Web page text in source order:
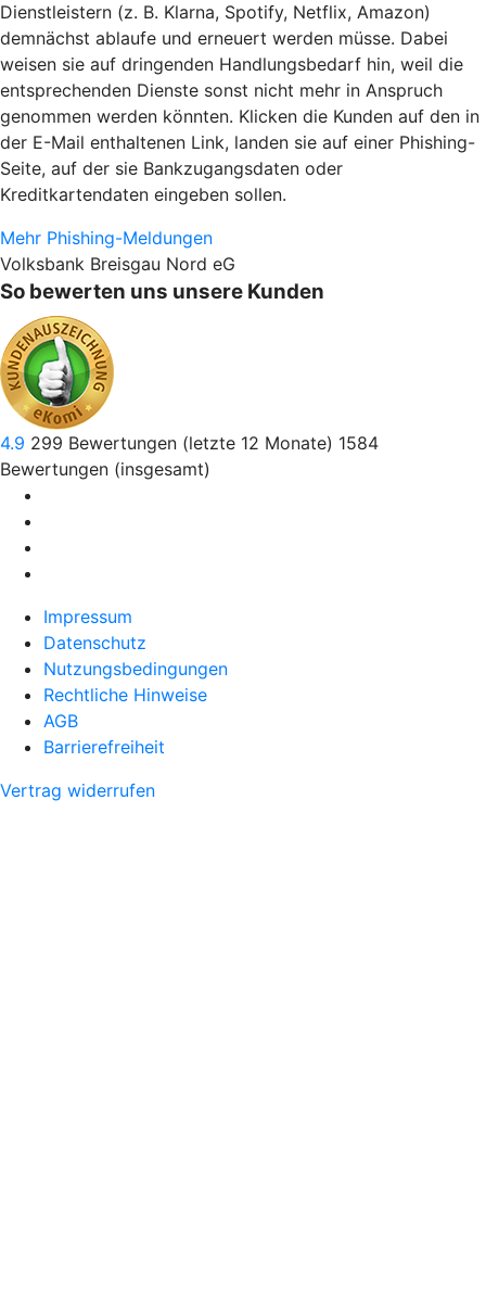
Dienstleistern (z. B. Klarna, Spotify, Netflix, Amazon)
demnächst ablaufe und erneuert werden müsse. Dabei
weisen sie auf dringenden Handlungsbedarf hin, weil die
entsprechenden Dienste sonst nicht mehr in Anspruch
genommen werden könnten. Klicken die Kunden auf den in
der E-Mail enthaltenen Link, landen sie auf einer Phishing-
Seite, auf der sie Bankzugangsdaten oder
Kreditkartendaten eingeben sollen.
Mehr Phishing-Meldungen
Volksbank Breisgau Nord eG
So bewerten uns unsere Kunden
4.9 299 Bewertungen (letzte 12 Monate) 1584
Bewertungen (insgesamt)
Impressum
Datenschutz
Nutzungsbedingungen
Rechtliche Hinweise
AGB
Barrierefreiheit
Vertrag widerrufen